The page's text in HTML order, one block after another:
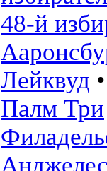
48-й
Лейквуд •
Палм Три